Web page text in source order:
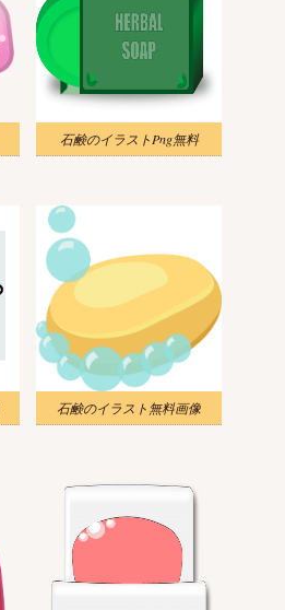
石鹸のイラストPng無料
石鹸のイラスト無料画像